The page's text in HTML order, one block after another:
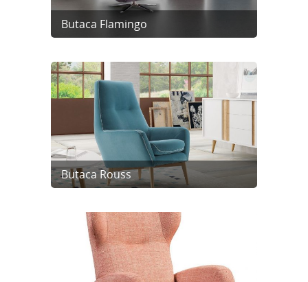
Butaca Flamingo
Butaca Rouss